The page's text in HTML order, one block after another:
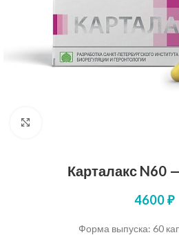
Карталакс N60
4600₽
Форма выпуска: 60